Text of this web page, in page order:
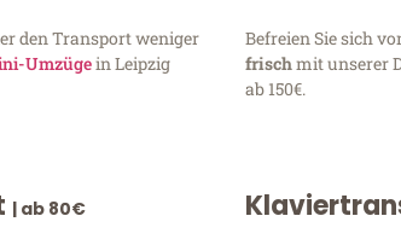
den Transport weniger
Umzügein Leipzig
Befreien Sie sich
frischmit unserer
ab 150€.
| ab 80€